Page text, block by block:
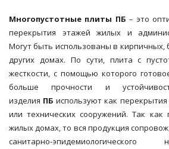
Многопустотные плиты ПБ – это
перекрытия этажей жилых и
Могут быть использованы в кирпичных,
других домах. По сути, плита с
жесткости, с помощью которого
больше прочности и
изделия ПБ используют как
или технических сооружений. Так как
жилых домах, то вся продукция
санитарно-